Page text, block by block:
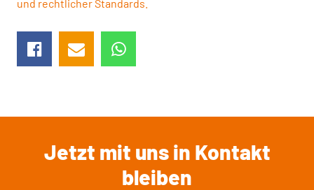
und rechtlicher Standards.
Jetzt mit uns in Kontakt
bleiben